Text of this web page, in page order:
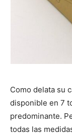
Como delata su
disponible en 7
predominante.
todas las